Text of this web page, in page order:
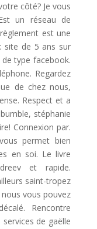
côté? Je vous
un réseau de
est une
site de 5 ans sur
type facebook.
Regardez
de chez nous,
Respect et a
stéphanie
Connexion par.
permet bien
en soi. Le livre
et rapide.
saint-tropez
vous pouvez
Rencontre
de gaëlle